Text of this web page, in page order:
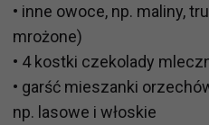
• inne owoce, np. maliny,
mrożone)
• 4 kostki czekolady
• garść mieszanki
np. lasowe i włoskie